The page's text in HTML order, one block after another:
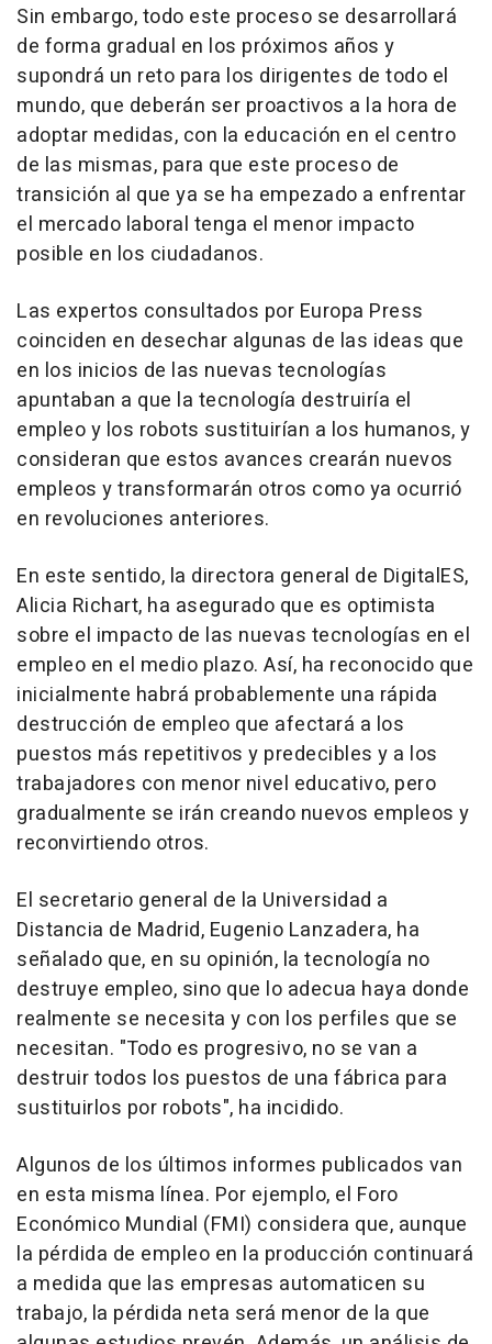
Sin embargo, todo este proceso se desarrollará
de forma gradual en los próximos años y
supondrá un reto para los dirigentes de todo el
mundo, que deberán ser proactivos a la hora de
adoptar medidas, con la educación en el centro
de las mismas, para que este proceso de
transición al que ya se ha empezado a enfrentar
el mercado laboral tenga el menor impacto
posible en los ciudadanos.
Las expertos consultados por Europa Press
coinciden en desechar algunas de las ideas que
en los inicios de las nuevas tecnologías
apuntaban a que la tecnología destruiría el
empleo y los robots sustituirían a los humanos, y
consideran que estos avances crearán nuevos
empleos y transformarán otros como ya ocurrió
en revoluciones anteriores.
En este sentido, la directora general de DigitalES,
Alicia Richart, ha asegurado que es optimista
sobre el impacto de las nuevas tecnologías en el
empleo en el medio plazo. Así, ha reconocido que
inicialmente habrá probablemente una rápida
destrucción de empleo que afectará a los
puestos más repetitivos y predecibles y a los
trabajadores con menor nivel educativo, pero
gradualmente se irán creando nuevos empleos y
reconvirtiendo otros.
El secretario general de la Universidad a
Distancia de Madrid, Eugenio Lanzadera, ha
señalado que, en su opinión, la tecnología no
destruye empleo, sino que lo adecua haya donde
realmente se necesita y con los perfiles que se
necesitan. "Todo es progresivo, no se van a
destruir todos los puestos de una fábrica para
sustituirlos por robots", ha incidido.
Algunos de los últimos informes publicados van
en esta misma línea. Por ejemplo, el Foro
Económico Mundial (FMI) considera que, aunque
la pérdida de empleo en la producción continuará
a medida que las empresas automaticen su
trabajo, la pérdida neta será menor de la que